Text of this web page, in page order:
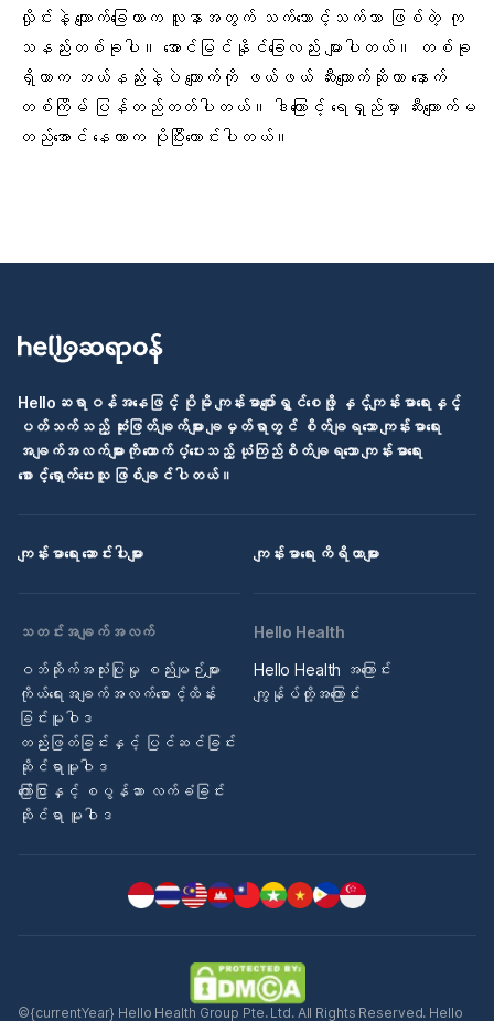
လှိုင်းနဲ့ ကျောက်ခြေတာက လူနာအတွက် သက်သောင့်သက်သာ ဖြစ်တဲ့ ကု
သနည်းတစ်ခုပါ။ အောင်မြင်နိုင်ခြေလည်း များပါတယ်။ တစ်ခု
ရှိတာက ဘယ်နည်းနဲ့ပဲ ကျောက်ကို ဖယ်ဖယ် ဆီးကျောက်ဆိုတာ နောက်
တစ်ကြိမ် ပြန်တည်တတ်ပါတယ်။ ဒါကြေောင့် ရေရှည်မှာ ဆီးကျောက်မ
တည်အောင် နေတာက ပိုပြီးကောင်းပါတယ်။
Helloဆရာဝန်အနေဖြင့် ပိုမို ကျန်းမာပျော်ရွှင်စေဖို့ နှင့်ကျန်းမာရေးနှင့်
ပတ်သက်သည့် ဆုံးဖြတ်ချက်များ ချမှတ်ရာတွင် စိတ်ချရသော ကျန်းမာရေး
အချက်အလက်များကို ထောက်ပံ့ပေးသည့် ယုံကြည်စိတ်ချရသော ကျန်းမာရေး
စောင့်ရှောက်ပေးသူ ဖြစ်ချင်ပါတယ်။
ကျန်းမာရေး ဆောင်းပါးများ ကျန်းမာရေး ကိရိယာများ
သတင်းအချက်အလက်
ဝဘ်ဆိုက်အသုံးပြုမှု စည်းမျဉ်းများ
ကိုယ်ရေးအချက်အလက်စောင့်ထိန်း
ခြင်းမူဝါဒ
တည်းဖြတ်ခြင်းနှင့် ပြင်ဆင်ခြင်း
ဆိုင်ရာမူဝါဒ
ကြော်ငြာနှင့် စပွန်ဆာ လက်ခံခြင်း
ဆိုင်ရာ မူဝါဒ
Hello Health
Hello Health အကြောင်း
ကျွန်ုပ်တို့အကြောင်း
©{currentYear} Hello Health Group Pte. Ltd. All Rights Reserved. Hello